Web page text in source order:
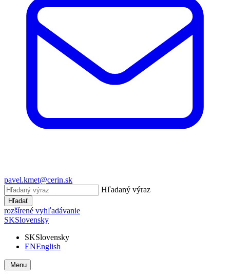
pavel.kmet@cerin.sk
Hľadaný výraz
Hľadať
rozšírené vyhľadávanie
SKSlovensky
SKSlovensky
ENEnglish
Menu